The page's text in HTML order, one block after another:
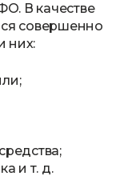
В качестве
совершенно
них:
и т. д.